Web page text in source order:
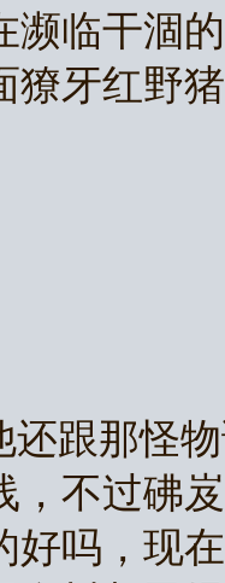
濒临干涸
獠牙红野
跟那怪
，不过砩
好吗，现